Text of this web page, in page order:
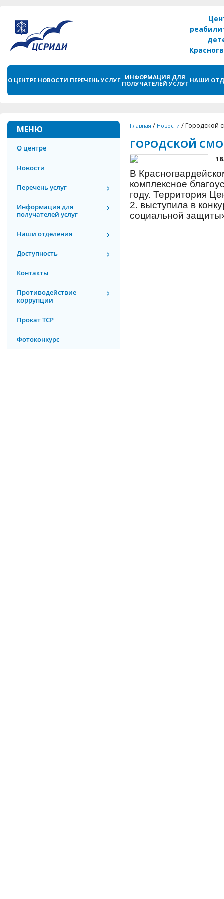
О ЦЕНТРЕ НОВОСТИ ПЕРЕЧЕНЬ УСЛУГ
ИНФОРМАЦИЯ ДЛЯ
ПОЛУЧАТЕЛЕЙ УСЛУГ НАШИ
МЕНЮ
О центре
Новости
Перечень услуг
Информация для
получателей услуг
Наши отделения
Доступность
Контакты
Противодействие
коррупции
Прокат ТСР
Фотоконкурс
Главная / Новости /Городской
ГОРОДСКОЙ
В
комплексное
году. Территория
2. выступила в
социальной